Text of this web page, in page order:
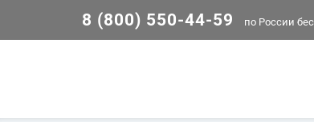
8 (800) 550-44-59 по России